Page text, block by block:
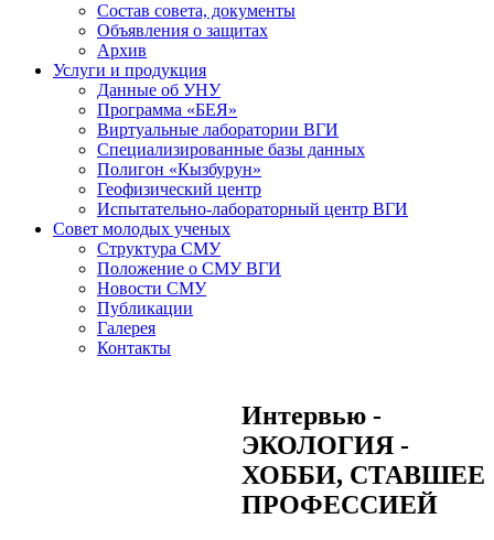
Состав совета, документы
Объявления о защитах
Архив
Услуги и продукция
Данные об УНУ
Программа «БЕЯ»
Виртуальные лаборатории ВГИ
Специализированные базы данных
Полигон «Кызбурун»
Геофизический центр
Испытательно-лабораторный центр ВГИ
Совет молодых ученых
Структура СМУ
Положение о СМУ ВГИ
Новости СМУ
Публикации
Галерея
Контакты
Интервью -
ЭКОЛОГИЯ -
ХОББИ, СТАВШЕЕ
ПРОФЕССИЕЙ